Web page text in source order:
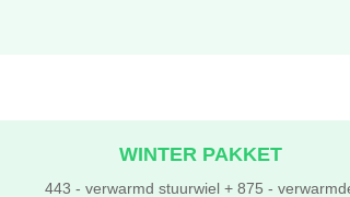
WINTER PAKKET
443 - verwarmd stuurwiel + 875 -